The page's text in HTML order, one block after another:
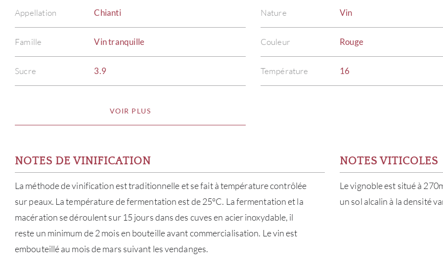
Appellation Chianti Nature Vin
Famille Vin tranquille Couleur Rouge
Sucre 3.9 Température 16
VOIR PLUS
NOTES DE VINIFICATION
La méthode de vinification est traditionnelle et se fait à température contrôlée
sur peaux. La température de fermentation est de 25°C. La fermentation et la
macération se déroulent sur 15 jours dans des cuves en acier inoxydable, il
reste un minimum de 2 mois en bouteille avant commercialisation. Le vin est
embouteillé au mois de mars suivant les vendanges.
NOTES VITICOLES
Le vignoble est situé à
un sol alcalin à la densité